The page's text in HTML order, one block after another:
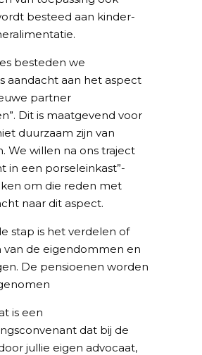
besteed aan kinder-
besteden we
aandacht aan het aspect
partner
Dit is maatgevend voor
duurzaam zijn van
We willen na ons traject
in een porseleinkast”-
om die reden met
naar dit aspect.
stap is het verdelen of
van de eigendommen en
De pensioenen worden
is een
dat bij de
jullie eigen advocaat,